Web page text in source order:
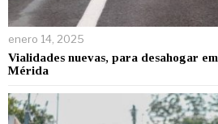
enero 14, 2025
Vialidades nuevas, para desahogar
Mérida